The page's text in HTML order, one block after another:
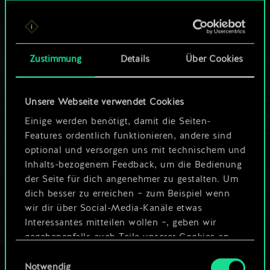
Zustimmung Details Über Cookies
Unsere Webseite verwendet Cookies
Einige werden benötigt, damit die Seiten-
Features ordentlich funktionieren, andere sind
optional und versorgen uns mit technischem und
Inhalts-bezogenem Feedback, um die Bedienung
der Seite für dich angenehmer zu gestalten. Um
dich besser zu erreichen – zum Beispiel wenn
wir dir über Social-Media-Kanäle etwas
Interessantes mitteilen wollen –, geben wir
gegebenenfalls auch Teile unserer Cookies an
Cookies erfordert allerdings deine Zustimmung.
Notwendig
Bis jetzt ist dies nur
ein geteilter Satz
Karten.
Wo es doch so viel
mehr sein kann!
Deck benennen und Leitfaden
Deck bearbeiten